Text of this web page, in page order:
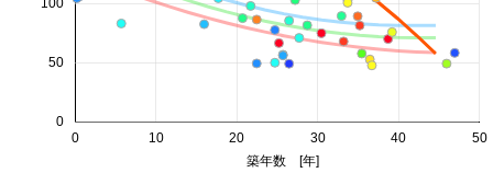
0 10 20 30 40 50
0
50
100
築年数 [年]